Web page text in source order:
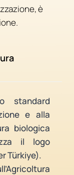
è
standard
e alla
biologica
il logo
Türkiye).